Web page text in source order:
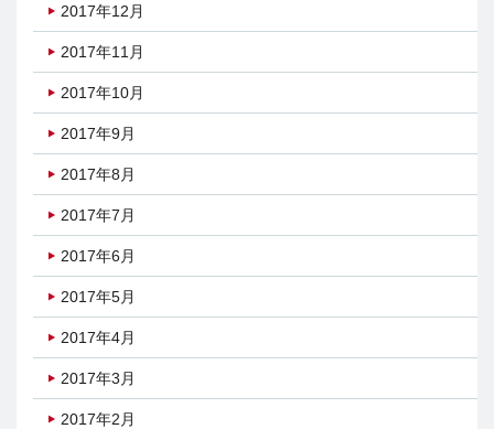
2017年12月
2017年11月
2017年10月
2017年9月
2017年8月
2017年7月
2017年6月
2017年5月
2017年4月
2017年3月
2017年2月